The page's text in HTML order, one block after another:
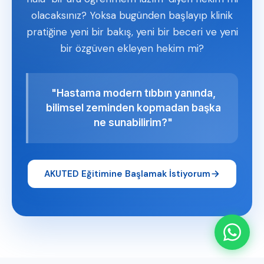
olacaksınız? Yoksa bugünden başlayıp klinik
pratiğine yeni bir bakış, yeni bir beceri ve yeni
bir özgüven ekleyen hekim mi?
"Hastama modern tıbbın yanında,
bilimsel zeminden kopmadan başka
ne sunabilirim?"
AKUTED Eğitimine Başlamak İstiyorum